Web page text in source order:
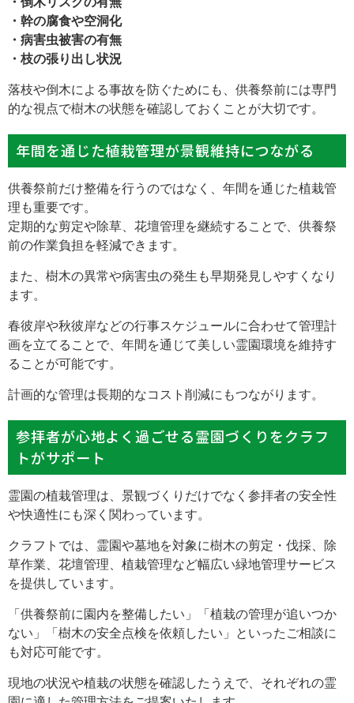
・幹の腐食や空洞化
・病害虫被害の有無
・枝の張り出し状況
落枝や倒木による事故を防ぐためにも、供養祭前には専門
的な視点で樹木の状態を確認しておくことが大切です。
年間を通じた植栽管理が景観維持につながる
供養祭前だけ整備を行うのではなく、年間を通じた植栽管
理も重要です。
定期的な剪定や除草、花壇管理を継続することで、供養祭
前の作業負担を軽減できます。
また、樹木の異常や病害虫の発生も早期発見しやすくなり
ます。
春彼岸や秋彼岸などの行事スケジュールに合わせて管理計
画を立てることで、年間を通じて美しい霊園環境を維持す
ることが可能です。
計画的な管理は長期的なコスト削減にもつながります。
参拝者が心地よく過ごせる霊園づくりをクラフ
トがサポート
霊園の植栽管理は、景観づくりだけでなく参拝者の安全性
や快適性にも深く関わっています。
クラフトでは、霊園や墓地を対象に樹木の剪定・伐採、除
草作業、花壇管理、植栽管理など幅広い緑地管理サービス
を提供しています。
「供養祭前に園内を整備したい」「植栽の管理が追いつか
ない」「樹木の安全点検を依頼したい」といったご相談に
も対応可能です。
現地の状況や植栽の状態を確認したうえで、それぞれの霊